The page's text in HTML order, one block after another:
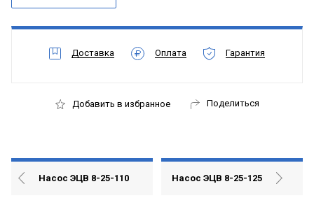
Доставка Оплата Гарантия
Добавить в избранное Поделиться
Насос ЭЦВ 8-25-110 Насос ЭЦВ 8-25-125